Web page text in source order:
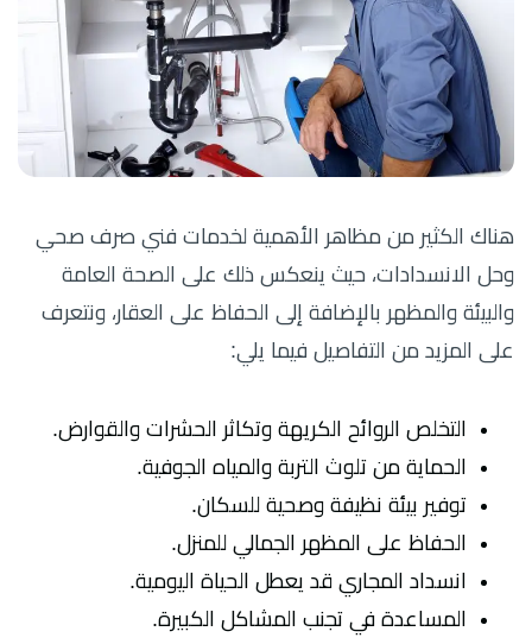
هناك الكثير من مظاهر الأهمية لخدمات فني صرف صحي
وحل الانسدادات، حيث ينعكس ذلك على الصحة العامة
والبيئة والمظهر بالإضافة إلى الحفاظ على العقار، ونتعرف
على المزيد من التفاصيل فيما يلي:
التخلص الروائح الكريهة وتكاثر الحشرات والقوارض.
الحماية من تلوث التربة والمياه الجوفية.
توفير بيئة نظيفة وصحية للسكان.
الحفاظ على المظهر الجمالي للمنزل.
انسداد المجاري قد يعطل الحياة اليومية.
المساعدة في تجنب المشاكل الكبيرة.